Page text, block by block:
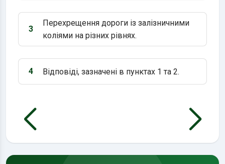
Варіант 3:
3
Перехрещення дороги із залізничними
коліями на різних рівнях.
Варіант 4:
4 Відповіді, зазначені в пунктах 1 та 2.